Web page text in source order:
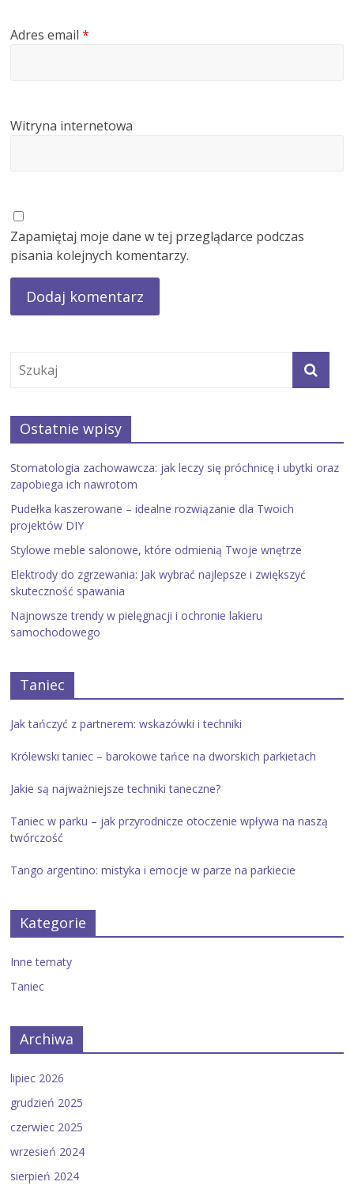
Adres email*
Witryna internetowa
Zapamiętaj moje dane w tej przeglądarce podczas
pisania kolejnych komentarzy.
Ostatnie wpisy
Stomatologia zachowawcza: jak leczy się próchnicę i ubytki oraz
zapobiega ich nawrotom
Pudełka kaszerowane – idealne rozwiązanie dla Twoich
projektów DIY
Stylowe meble salonowe, które odmienią Twoje wnętrze
Elektrody do zgrzewania: Jak wybrać najlepsze i zwiększyć
skuteczność spawania
Najnowsze trendy w pielęgnacji i ochronie lakieru
samochodowego
Taniec
Jak tańczyć z partnerem: wskazówki i techniki
Królewski taniec – barokowe tańce na dworskich parkietach
Jakie są najważniejsze techniki taneczne?
Taniec w parku – jak przyrodnicze otoczenie wpływa na naszą
twórczość
Tango argentino: mistyka i emocje w parze na parkiecie
Kategorie
Inne tematy
Taniec
Archiwa
lipiec 2026
grudzień 2025
czerwiec 2025
wrzesień 2024
sierpień 2024